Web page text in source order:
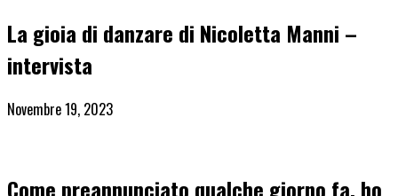
La gioia di danzare di Nicoletta Manni –
intervista
Novembre 19, 2023
Come preannunciato qualche giorno fa, ho